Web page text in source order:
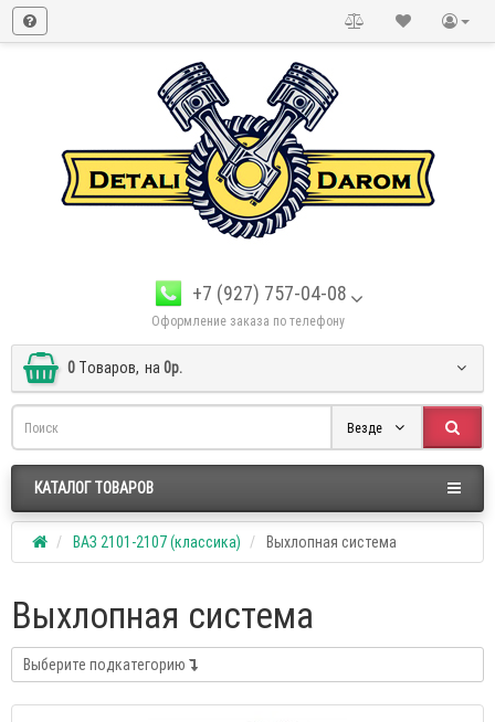
+7 (927) 757-04-08
Оформление заказа по телефону
0 Tоваров, на 0р.
Везде
КАТАЛОГ ТОВАРОВ
ВАЗ 2101-2107 (классика) Выхлопная система
Выхлопная система
Выберите подкатегорию